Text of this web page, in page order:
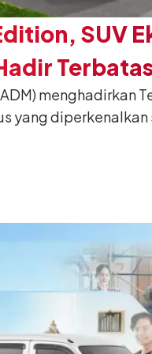
SUV
menghadirkan
yang
International
Dikembangkan dari
yang telah